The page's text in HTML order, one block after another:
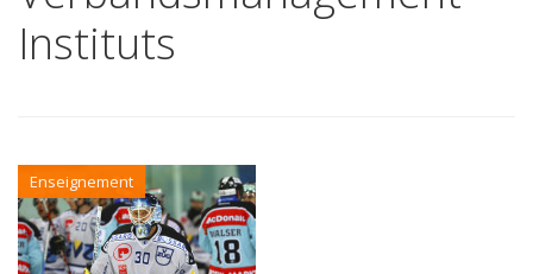
Instituts
Enseignement